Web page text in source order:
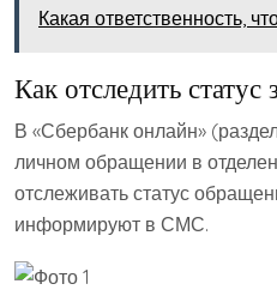
Какая ответственность,
Как отследить статус
В «Сбербанк онлайн»
личном обращении в
отслеживать статус
информируют в СМС.